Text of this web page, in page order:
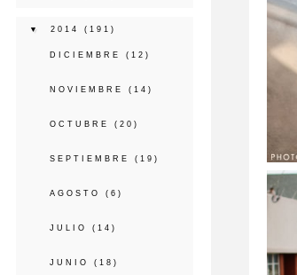
▼ 2014 (191)
DICIEMBRE (12)
NOVIEMBRE (14)
OCTUBRE (20)
SEPTIEMBRE (19)
AGOSTO (6)
JULIO (14)
JUNIO (18)